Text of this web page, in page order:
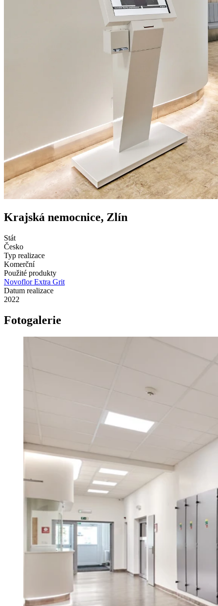
Krajská nemocnice, Zlín
Stát
Česko
Typ realizace
Komerční
Použité produkty
Novoflor Extra Grit
Datum realizace
2022
Fotogalerie